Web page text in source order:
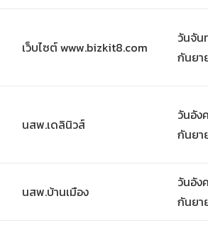
เว็บไซต์ www.bizkit8.com
วันจัน
กันยา
นสพ.เดลินิวส์
วันอัง
กันยา
นสพ.บ้านเมือง
วันอัง
กันยา